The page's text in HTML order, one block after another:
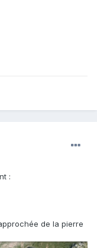
:
de la pierre